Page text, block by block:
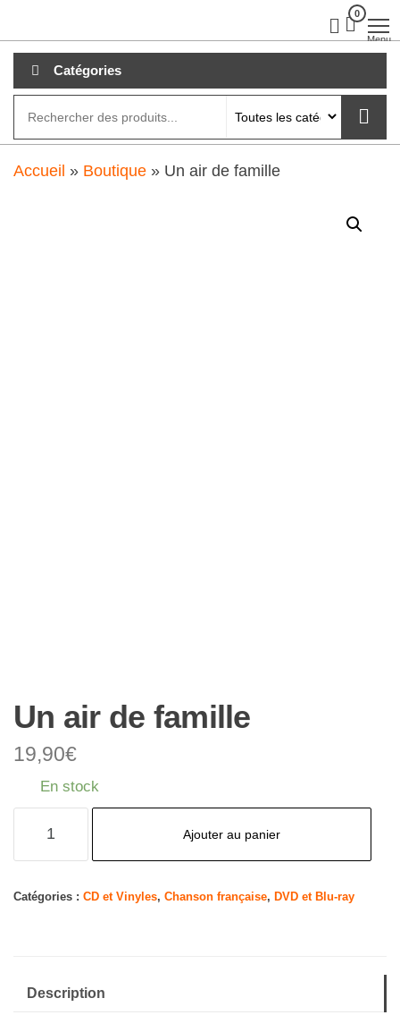
au
contenu
0
Menu
Catégories
Accueil » Boutique » Un air de famille
Un air de famille
19,90€
En stock
air
Ajouter au panier
Catégories : CD et Vinyles, Chanson française, DVD et Blu-ray
Description